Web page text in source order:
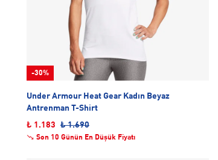
-30%
Under Armour Heat Gear Kadın Beyaz
Antrenman T-Shirt
₺ 1.183
₺ 1.690
Son 10 Günün En Düşük Fiyatı